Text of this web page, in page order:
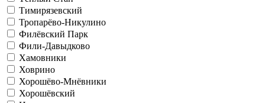
Тимирязевский
Тропарёво-Никулино
Филёвский Парк
Фили-Давыдково
Хамовники
Ховрино
Хорошёво-Мнёвники
Хорошёвский